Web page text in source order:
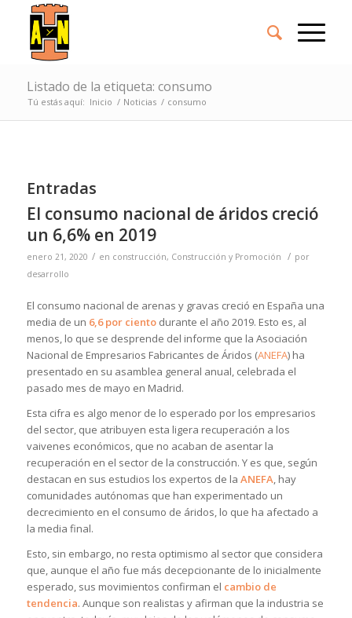
Listado de la etiqueta: consumo
Tú estás aquí: Inicio / Noticias / consumo
Entradas
El consumo nacional de áridos creció
un 6,6% en 2019
enero 21, 2020 / en construcción, Construcción y Promoción / por
desarrollo
El consumo nacional de arenas y gravas creció en España una
media de un 6,6 por cientodurante el año 2019. Esto es, al
menos, lo que se desprende del informe que la Asociación
Nacional de Empresarios Fabricantes de Áridos (ANEFA) ha
presentado en su asamblea general anual, celebrada el
pasado mes de mayo en Madrid.
Esta cifra es algo menor de lo esperado por los empresarios
del sector, que atribuyen esta ligera recuperación a los
vaivenes económicos, que no acaban de asentar la
recuperación en el sector de la construcción. Y es que, según
destacan en sus estudios los expertos de la ANEFA, hay
comunidades autónomas que han experimentado un
decrecimiento en el consumo de áridos, lo que ha afectado a
la media final.
Esto, sin embargo, no resta optimismo al sector que considera
que, aunque el año fue más decepcionante de lo inicialmente
esperado, sus movimientos confirman el cambio de
tendencia. Aunque son realistas y afirman que la industria se